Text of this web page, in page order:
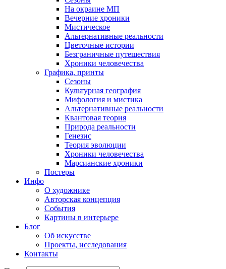
На окраине МП
Вечерние хроники
Мистическое
Альтернативные реальности
Цветочные истории
Безграничные путешествия
Хроники человечества
Графика, принты
Сезоны
Культурная география
Мифология и мистика
Альтернативные реальности
Квантовая теория
Природа реальности
Генезис
Теория эволюции
Хроники человечества
Марсианские хроники
Постеры
Инфо
О художнике
Авторская концепция
События
Картины в интерьере
Блог
Об искусстве
Проекты, исследования
Контакты